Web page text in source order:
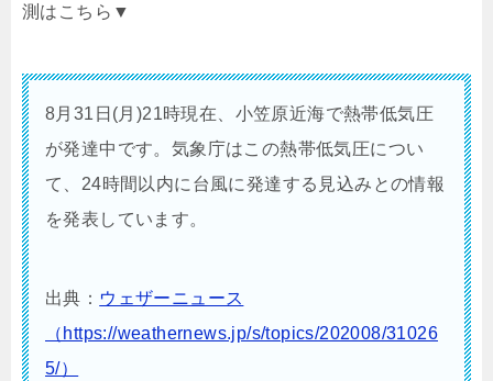
測はこちら▼
8月31日(月)21時現在、小笠原近海で熱帯低気圧
が発達中です。気象庁はこの熱帯低気圧につい
て、24時間以内に台風に発達する見込みとの情報
を発表しています。
出典： ウェザーニュース
（https://weathernews.jp/s/topics/202008/31026
5/）